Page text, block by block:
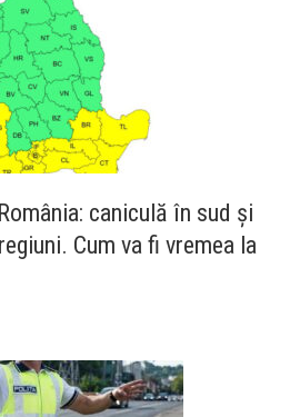
caniculă în sud și
Cum va fi vremea la